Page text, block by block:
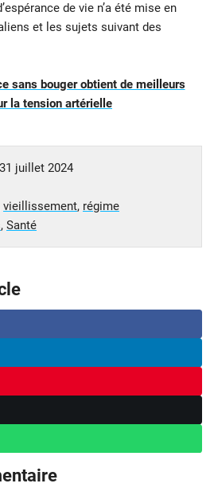
de vie n’a été mise en
et les sujets suivant des
sans bouger obtient de meilleurs
la tension artérielle
31 juillet 2024
vieillissement, régime
, Santé